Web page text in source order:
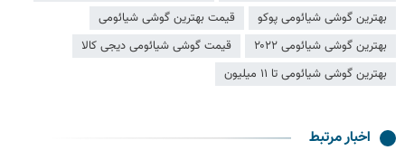
بهترین گوشی شیائومی پوکو
قیمت بهترین گوشی شیائومی
بهترین گوشی شیائومی ۲۰۲۲
قیمت گوشی شیائومی دیجی کالا
بهترین گوشی شیائومی تا ۱۱ میلیون
اخبار مرتبط